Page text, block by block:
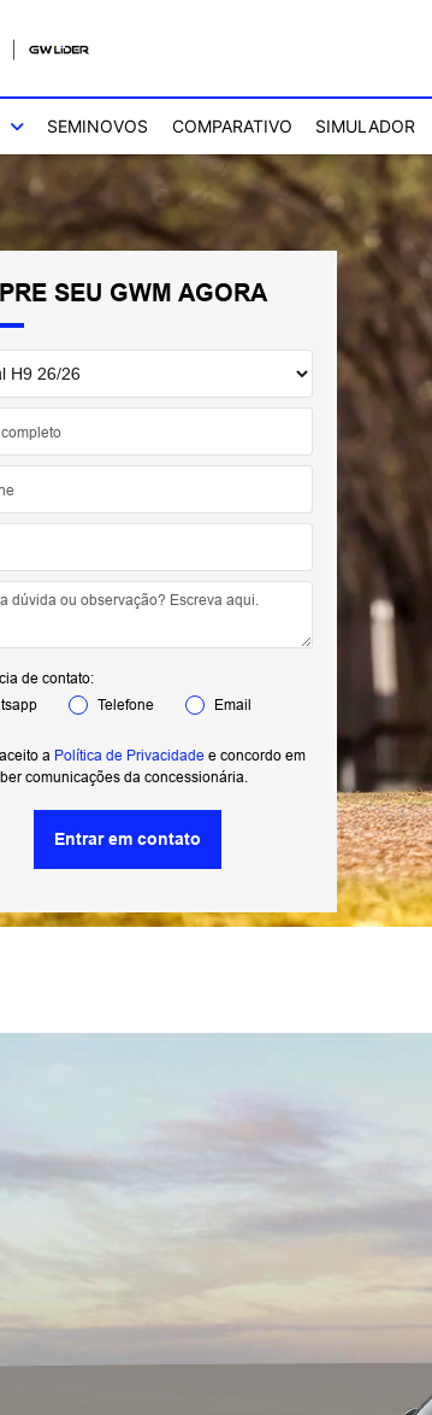
SEMINOVOS COMPARATIVO SIMULADOR
SEU GWM AGORA
de contato:
Telefone Email
a Política de Privacidade e concordo em
comunicações da concessionária.
Entrar em contato